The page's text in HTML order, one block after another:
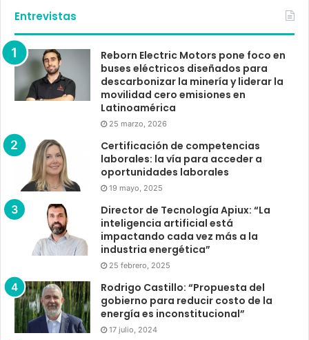
Entrevistas
Reborn Electric Motors pone foco en
buses eléctricos diseñados para
descarbonizar la minería y liderar la
movilidad cero emisiones en
Latinoamérica
25 marzo, 2026
Certificación de competencias
laborales: la vía para acceder a
oportunidades laborales
19 mayo, 2025
Director de Tecnología Apiux: “La
inteligencia artificial está
impactando cada vez más a la
industria energética”
25 febrero, 2025
Rodrigo Castillo: “Propuesta del
gobierno para reducir costo de la
energía es inconstitucional”
17 julio, 2024